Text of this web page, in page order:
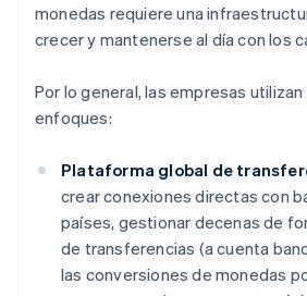
monedas requiere una
crecer y mantenerse al día con los
Por lo general, las empresas
enfoques:
Plataforma global de
crear conexiones directas con
países, gestionar decenas de
de transferencias (a cuenta
las conversiones de monedas